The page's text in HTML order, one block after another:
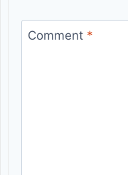
Comment *